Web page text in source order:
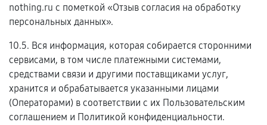
nothing.ru с пометкой «Отзыв согласия на обработку
персональных данных».
10.5. Вся информация, которая собирается сторонними
сервисами, в том числе платежными системами,
средствами связи и другими поставщиками услуг,
хранится и обрабатывается указанными лицами
(Операторами) в соответствии с их Пользовательским
соглашением и Политикой конфиденциальности.